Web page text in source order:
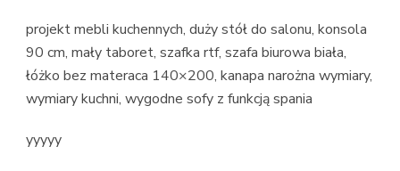
projekt mebli kuchennych, duży stół do salonu, konsola
90 cm, mały taboret, szafka rtf, szafa biurowa biała,
łóżko bez materaca 140×200, kanapa narożna wymiary,
wymiary kuchni, wygodne sofy z funkcją spania
yyyyy